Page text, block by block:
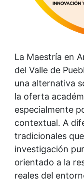
La Maestría en
del Valle de
una alternativa
la oferta
especialmente
contextual. A
tradicionales
investigación
orientado a la
reales del